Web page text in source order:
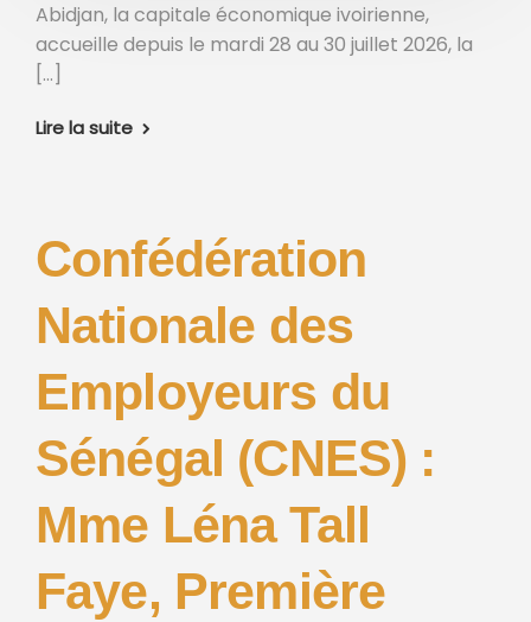
Abidjan, la capitale économique ivoirienne,
accueille depuis le mardi 28 au 30 juillet 2026, la
[…]
Lire la suite
Confédération
Nationale des
Employeurs du
Sénégal (CNES) :
Mme Léna Tall
Faye, Première